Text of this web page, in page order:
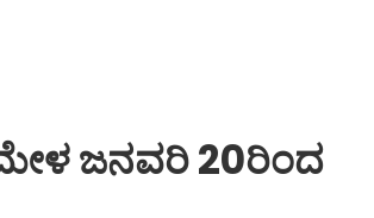
ಜನವರಿ 20ರಿಂದ